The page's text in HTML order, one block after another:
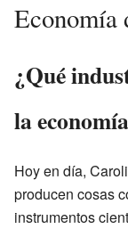
Economía
¿Qué
la
Hoy en día,
producen cosas
instrumentos